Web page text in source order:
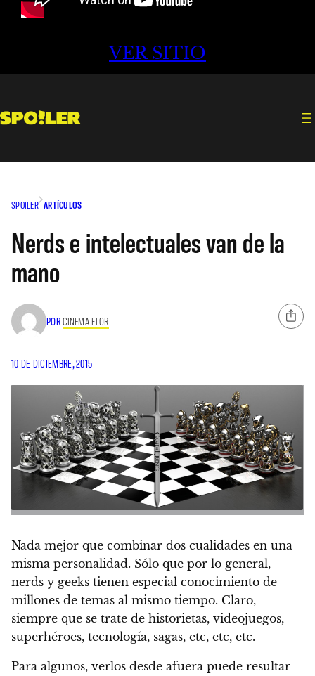
VER SITIO
SPOILER ARTÍCULOS
Nerds e intelectuales van de la
mano
PORCINEMA FLOR
10 DE DICIEMBRE, 2015
Nada mejor que combinar dos cualidades en una
misma personalidad. Sólo que por lo general,
nerds y geeks tienen especial conocimiento de
millones de temas al mismo tiempo. Claro,
siempre que se trate de historietas, videojuegos,
superhéroes, tecnología, sagas, etc, etc, etc.
Para algunos, verlos desde afuera puede resultar